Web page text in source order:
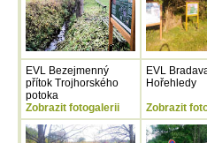
EVL Bezejmenný
přítok Trojhorského
potoka
Zobrazit fotogalerii
EVL
Hořehledy
Zobrazit